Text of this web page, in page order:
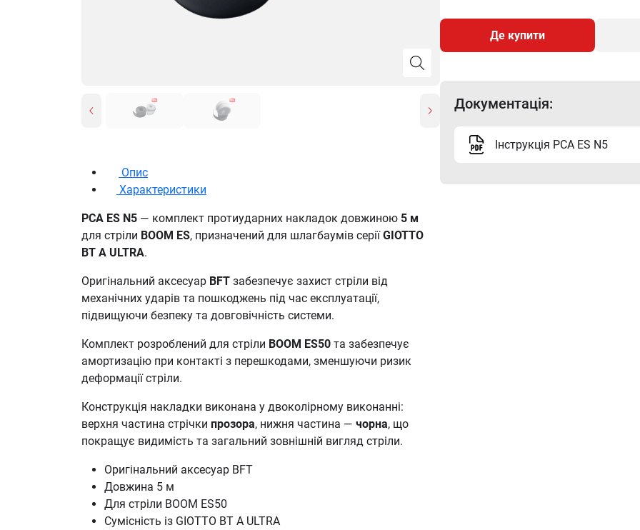
Опис
Характеристики
PCA ES N5 — комплект протиударних накладок довжиною 5 м
для стріли BOOM ES, призначений для шлагбаумів серіїGIOTTO
BT A ULTRA.
Оригінальний аксесуар BFT забезпечує захист стріли від
механічних ударів та пошкоджень під час експлуатації,
підвищуючи безпеку та довговічність системи.
Комплект розроблений для стріли BOOM ES50 та забезпечує
амортизацію при контакті з перешкодами, зменшуючи ризик
деформації стріли.
Конструкція накладки виконана у двоколірному виконанні:
верхня частина стрічки прозора, нижня частина — чорна, що
покращує видимість та загальний зовнішній вигляд стріли.
Оригінальний аксесуар BFT
Довжина 5 м
Для стріли BOOM ES50
Сумісність із GIOTTO BT A ULTRA
Де купити
Документація:
Інструкція PCA ES N5